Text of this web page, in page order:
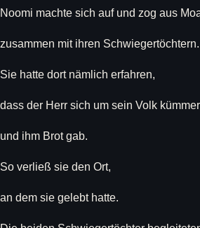
Noomi machte sich auf und zog aus
zusammen mit ihren Schwiegertöchtern.
Sie hatte dort nämlich erfahren,
dass der Herr sich um sein Volk
und ihm Brot gab.
So verließ sie den Ort,
an dem sie gelebt hatte.